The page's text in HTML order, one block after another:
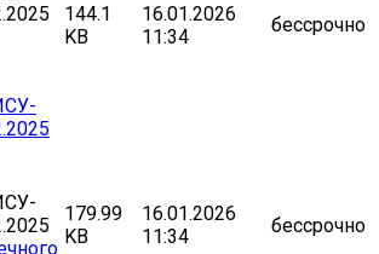
144.1
KB
16.01.2026
11:34
бессрочно
179.99
KB
16.01.2026
11:34
бессрочно